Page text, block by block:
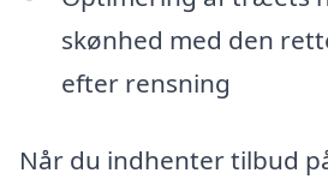
skønhed med den
efter rensning
Når du indhenter tilbud